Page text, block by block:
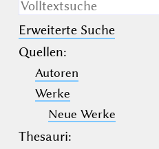
Nur in
suchen
(der Unterstrich) ist
genau ein Zeichen.
(das Prozentzeichen) ist
für kein, ein oder mehr als ein
Zeichen.
Erweiterte Suche
Quellen:
Autoren
Werke
Neue Werke
Thesauri: